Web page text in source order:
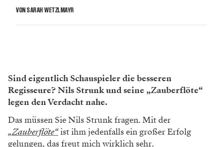
VON SARAH WETZLMAYR
Sind eigentlich Schauspieler die besseren
Regisseure? Nils Strunk und seine „Zauberflöte“
legen den Verdacht nahe.
Das müssen Sie Nils Strunk fragen. Mit der
„Zauberflöte“ist ihm jedenfalls ein großer Erfolg
gelungen, das freut mich wirklich sehr.